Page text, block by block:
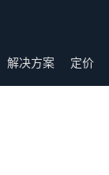
解决方案 定价